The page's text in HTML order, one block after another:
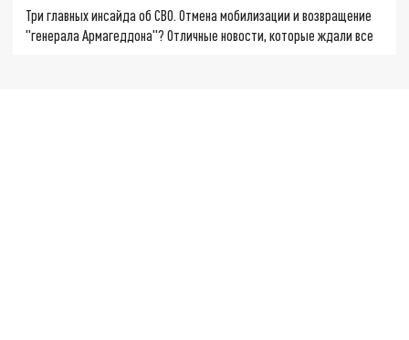
Три главных инсайда об СВО. Отмена мобилизации и возвращение
"генерала Армагеддона"? Отличные новости, которые ждали все